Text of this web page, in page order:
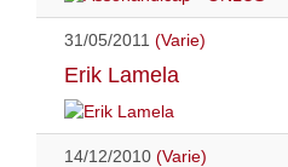
31/05/2011 (Varie)
Erik Lamela
14/12/2010 (Varie)